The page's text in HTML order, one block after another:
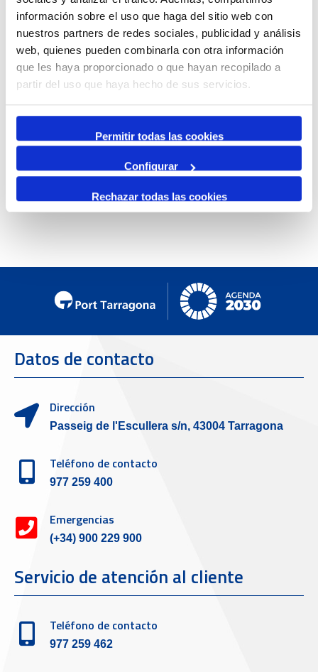
información sobre el uso que haga del sitio web con
nuestros partners de redes sociales, publicidad y análisis
web, quienes pueden combinarla con otra información
que les haya proporcionado o que hayan recopilado a
partir del uso que haya hecho de sus servicios.
Permitir todas las cookies
Configurar
Rechazar todas las cookies
Mensual
Ir al mes específico
International Energy Weekpor veronica:: Liquid
Datos de contacto
Dirección
Passeig de l'Escullera s/n, 43004 Tarragona
Teléfono de contacto
977 259 400
Emergencias
(+34) 900 229 900
Servicio de atención al cliente
Teléfono de contacto
977 259 462